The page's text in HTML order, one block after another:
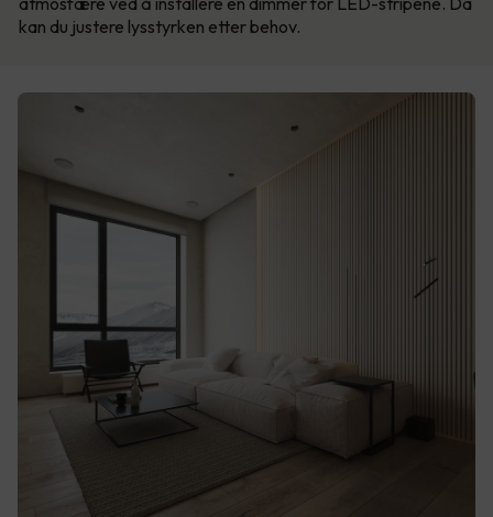
kan du justere lysstyrken etter behov.